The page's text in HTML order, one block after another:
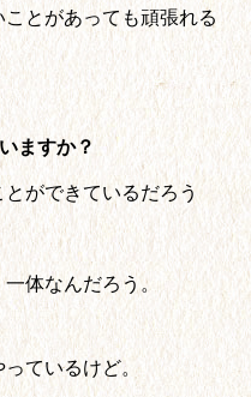
とがあっても頑張れる
ますか？
ができているだろう
体なんだろう。
ているけど。